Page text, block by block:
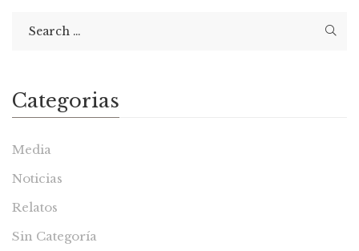
Categorias
Media
Noticias
Relatos
Sin Categoría